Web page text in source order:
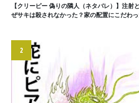
【クリーピー 偽りの隣人（ネタバレ）】注射
ぜサキは殺されなかった？家の配置にこだわ
2